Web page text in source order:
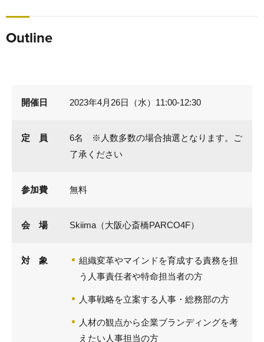
Outline
開催日 2023年4月26日（水）11:00-12:30
定 員
6名 ※人数多数の場合抽選となります。ご
了承ください
参加費 無料
会 場 Skiima（大阪心斎橋PARCO4F）
対 象
組織変革やマインドを育成する責務を担
う人事責任者や特命担当者の方
人事戦略を立案する人事・総務部の方
人材の観点から企業ブランディングを考
えたい人事担当の方